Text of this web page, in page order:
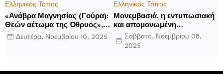
Ελληνικός Τόπος
«Ανάβρα Μαγνησίας (Γούρα):
Θεών αέτωμα της Όθρυος»,
γράφει ο Δημήτρης Β.
Καρέλης
Δευτέρα, Νοεμβρίου 10, 2025
Ελληνικός Τόπος
Μονεμβασιά, η εντυπωσιακή
και απομονωμένη
οχυρωμένη πόλη που
ιδρύθηκε από τους
Σάββατο, Νοεμβρίου 08,
2025